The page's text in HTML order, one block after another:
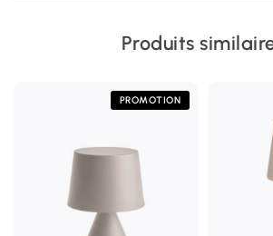
Produits
PROMOTION